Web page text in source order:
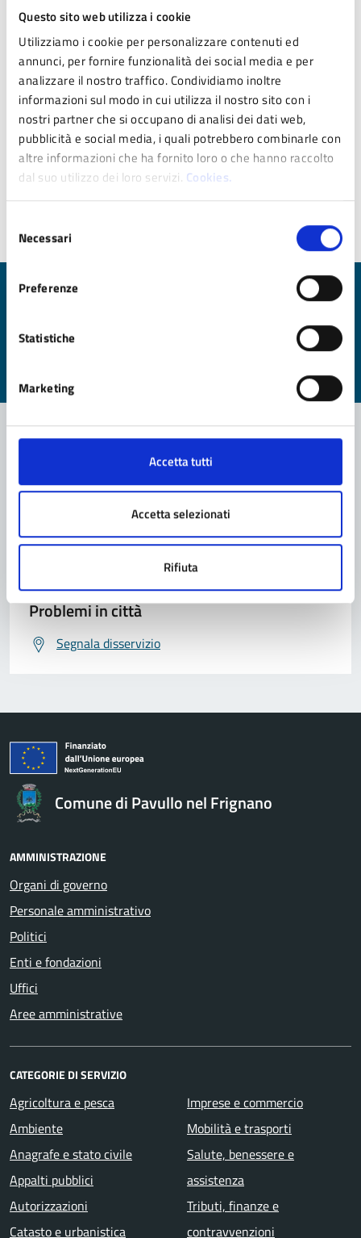
Questo sito web utilizza i cookie
Utilizziamo i cookie per personalizzare contenuti ed
annunci, per fornire funzionalità dei social media e per
analizzare il nostro traffico. Condividiamo inoltre
informazioni sul modo in cui utilizza il nostro sito con i
nostri partner che si occupano di analisi dei dati web,
pubblicità e social media, i quali potrebbero combinarle con
altre informazioni che ha fornito loro o che hanno raccolto
dal suo utilizzo dei loro servizi. Cookies.
del
consenso
Necessari
Preferenze
Statistiche
Marketing
Accetta tutti
Accetta selezionati
Rifiuta
Sargenti Alice
Vallicelli Massimo
Ultimo aggiornamento:
Quanto sono chiare le informazioni su questa
Valuta 2 stelle su 5
Valuta 1 stelle su 5
Contatta il comune
Richiedi assistenza
Prenota appuntamento
Problemi in città
Segnala disservizio
Comune di Pavullo nel Frignano
AMMINISTRAZIONE
Organi di governo
Personale amministrativo
Politici
Enti e fondazioni
Uffici
Aree amministrative
CATEGORIE DI SERVIZIO
Agricoltura e pesca
Ambiente
Anagrafe e stato civile
Appalti pubblici
Autorizzazioni
Catasto e urbanistica
Imprese e commercio
Mobilità e trasporti
Salute, benessere e
assistenza
Tributi, finanze e
contravvenzioni